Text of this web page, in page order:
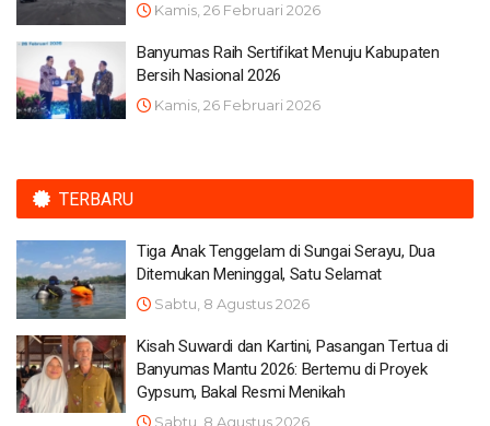
Kamis, 26 Februari 2026
Banyumas Raih Sertifikat Menuju Kabupaten
Bersih Nasional 2026
Kamis, 26 Februari 2026
TERBARU
Tiga Anak Tenggelam di Sungai Serayu, Dua
Ditemukan Meninggal, Satu Selamat
Sabtu, 8 Agustus 2026
Kisah Suwardi dan Kartini, Pasangan Tertua di
Banyumas Mantu 2026: Bertemu di Proyek
Gypsum, Bakal Resmi Menikah
Sabtu, 8 Agustus 2026